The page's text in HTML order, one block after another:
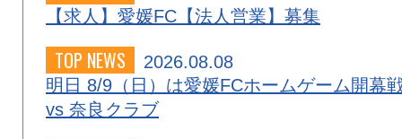
【求人】愛媛FC【法人営業】募集
TOP NEWS
2026.08.08
明日 8/9（日）は愛媛FCホームゲーム開幕
vs 奈良クラブ